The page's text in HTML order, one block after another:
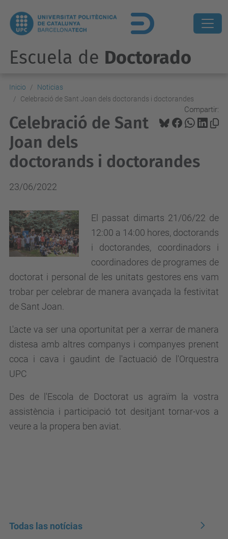
Escuela de Doctorado
Inicio
Noticias
Celebració de Sant Joan dels doctorands i doctorandes
Compartir:
Celebració de Sant
Joan dels
doctorands i doctorandes
23/06/2022
El passat dimarts 21/06/22 de
12:00 a 14:00 hores, doctorands
i doctorandes, coordinadors i
coordinadores de programes de
doctorat i personal de les unitats gestores ens vam
trobar per celebrar de manera avançada la festivitat
de Sant Joan.
L'acte va ser una oportunitat per a xerrar de manera
distesa amb altres companys i companyes prenent
coca i cava i gaudint de l'actuació de l'Orquestra
UPC
Des de l'Escola de Doctorat us agraïm la vostra
assistència i participació tot desitjant tornar-vos a
veure a la propera ben aviat.
Todas las notícias